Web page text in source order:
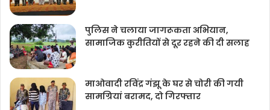
पुलिस ने चलाया जागरूकता अभियान,
सामाजिक कुरीतियों से दूर रहने की दी सलाह
माओवादी रविंद्र गंझू के घर से चोरी की गयी
सामग्रियां बरामद, दो गिरफ्तार